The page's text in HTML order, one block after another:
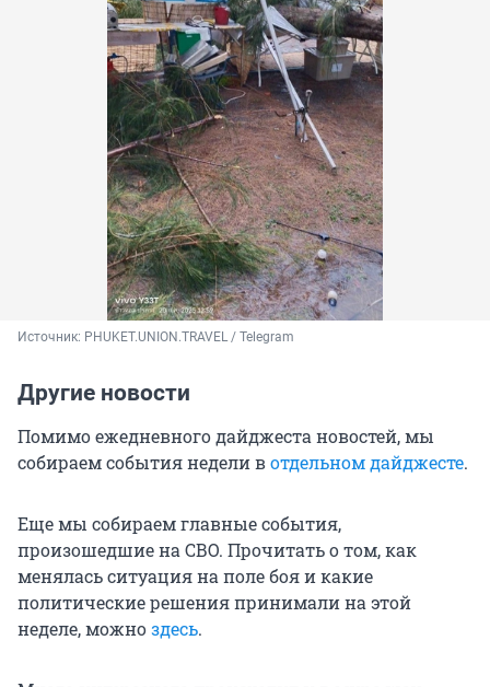
Источник: PHUKET.UNION.TRAVEL / Telegram
Другие новости
Помимо ежедневного дайджеста новостей, мы
собираем события недели вотдельном дайджесте.
Еще мы собираем главные события,
произошедшие на СВО. Прочитать о том, как
менялась ситуация на поле боя и какие
политические решения принимали на этой
неделе, можноздесь.